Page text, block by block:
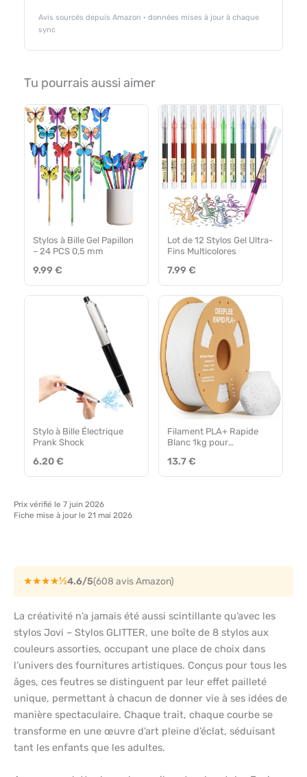
Avis sourcés depuis Amazon · données mises à jour à chaque
sync
Tu pourrais aussi aimer
Stylos à Bille Gel Papillon
– 24 PCS 0,5 mm
9.99 €
Lot de 12 Stylos Gel Ultra-
Fins Multicolores
7.99 €
Stylo à Bille Électrique
Prank Shock
6.20 €
Filament PLA+ Rapide
Blanc 1kg pour
13.7 €
Prix vérifié le 7 juin 2026
Fiche mise à jour le 21 mai 2026
★★★★½4.6/5(608 avis Amazon)
La créativité n’a jamais été aussi scintillante qu’avec les
stylos Jovi – Stylos GLITTER, une boîte de 8 stylos aux
couleurs assorties, occupant une place de choix dans
l’univers des fournitures artistiques. Conçus pour tous les
âges, ces feutres se distinguent par leur effet pailleté
unique, permettant à chacun de donner vie à ses idées de
manière spectaculaire. Chaque trait, chaque courbe se
transforme en une œuvre d’art pleine d’éclat, séduisant
tant les enfants que les adultes.